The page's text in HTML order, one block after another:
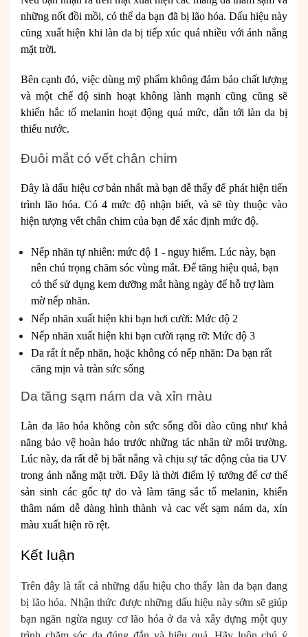
những nốt đồi mồi, có thể da bạn đã bị lão hóa. Dấu hiệu này
cũng xuất hiện khi làn da bị tiếp xúc quá nhiều với ánh nắng
mặt trời.
Bên cạnh đó, việc dùng mỹ phẩm không đảm bảo chất lượng
và một chế độ sinh hoạt không lành mạnh cũng cũng sẽ
khiến hắc tố melanin hoạt động quá mức, dẫn tới làn da bị
thiếu nước.
Đuôi mắt có vết chân chim
Đây là dấu hiệu cơ bản nhất mà bạn dễ thấy để phát hiện tiến
trình lão hóa. Có 4 mức độ nhận biết, và sẽ tùy thuộc vào
hiện tượng vết chân chim của bạn để xác định mức độ.
Nếp nhăn tự nhiên: mức độ 1 - nguy hiểm. Lúc này, bạn
nên chú trọng chăm sóc vùng mắt. Để tăng hiệu quả, bạn
có thể sử dụng kem dưỡng mắt hàng ngày để hỗ trợ làm
mờ nếp nhăn.
Nếp nhăn xuất hiện khi bạn hơi cười: Mức độ 2
Nếp nhăn xuất hiện khi bạn cười rạng rỡ: Mức độ 3
Da rất ít nếp nhăn, hoặc không có nếp nhăn: Da bạn rất
căng mịn và tràn sức sống
Da tăng sạm nám da và xỉn màu
Làn da lão hóa không còn sức sống dồi dào cũng như khả
năng bảo vệ hoàn hảo trước những tác nhân từ môi trường.
Lúc này, da rất dễ bị bắt nắng và chịu sự tác động của tia UV
trong ánh nắng mặt trời. Đây là thời điểm lý tưởng để cơ thể
sản sinh các gốc tự do và làm tăng sắc tố melanin, khiến
thâm nám dễ dàng hình thành và cac vết sạm nám da, xỉn
màu xuất hiện rõ rệt.
Kết luận
Trên đây là tất cả những dấu hiệu cho thấy làn da bạn đang
bị lão hóa. Nhận thức được những dấu hiệu này sớm sẽ giúp
bạn ngăn ngừa nguy cơ lão hóa ở da và xây dựng một quy